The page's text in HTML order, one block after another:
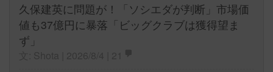
久保建英に問題が！「ソシエダが判断」市場価
値も37億円に暴落「ビッグクラブは獲得望ま
ず」